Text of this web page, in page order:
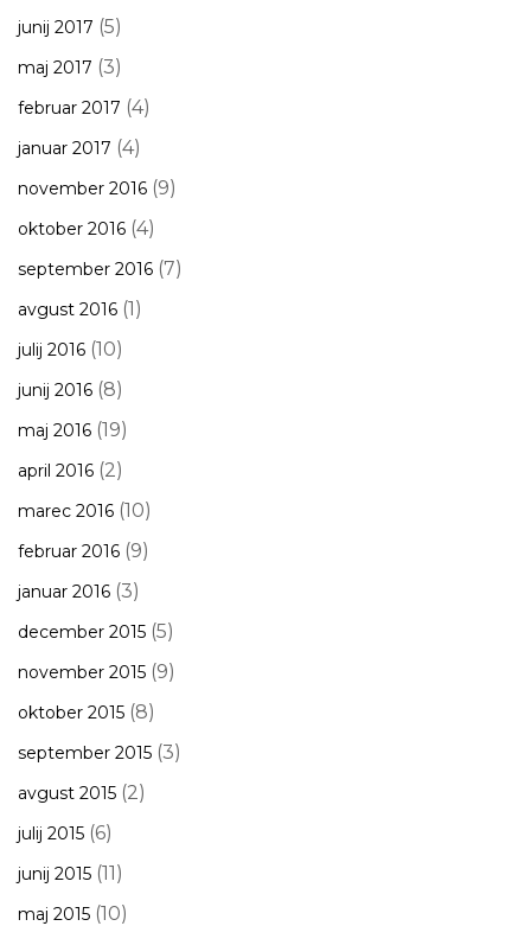
junij 2017 (5)
maj 2017 (3)
februar 2017 (4)
januar 2017 (4)
november 2016 (9)
oktober 2016 (4)
september 2016 (7)
avgust 2016 (1)
julij 2016 (10)
junij 2016 (8)
maj 2016 (19)
april 2016 (2)
marec 2016 (10)
februar 2016 (9)
januar 2016 (3)
december 2015 (5)
november 2015 (9)
oktober 2015 (8)
september 2015 (3)
avgust 2015 (2)
julij 2015 (6)
junij 2015 (11)
maj 2015 (10)